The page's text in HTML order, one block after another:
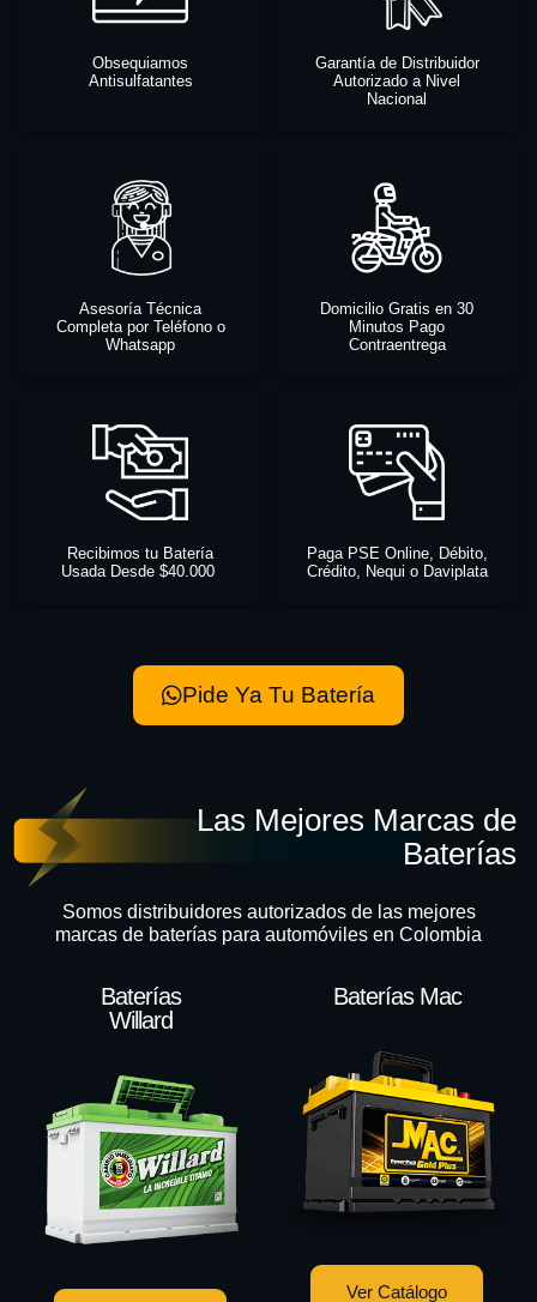
Obsequiamos
Antisulfatantes
Garantía de Distribuidor
Autorizado a Nivel
Nacional
Asesoría Técnica
Completa por Teléfono o
Whatsapp
Domicilio Gratis en 30
Minutos Pago
Contraentrega
Recibimos tu Batería
Usada Desde $40.000
Paga PSE Online, Débito,
Crédito, Nequi o Daviplata
Pide Ya Tu Batería
Las Mejores Marcas de
Baterías
Somos distribuidores autorizados de las mejores
marcas de baterías para automóviles en Colombia
Baterías
Willard
Baterías Mac
Ver Catálogo